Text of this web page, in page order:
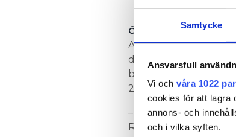
Samtycke
Ansvarsfull
Vi och våra 1022
cookies för att lagra
annons- och
och i vilka syften.
ÖGONSKADOR LIGGER
Arbetsmiljöverket
dem ledde till
betyder det att en
2012.
– Det vanligaste är
Rickard Lindberg.